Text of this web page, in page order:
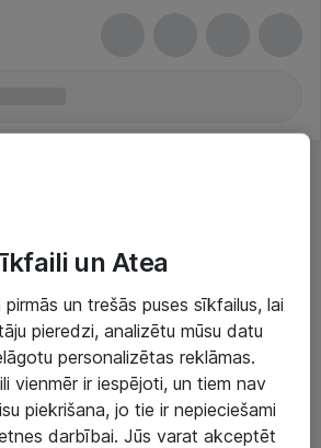
un Atea
un trešās puses sīkfailus, lai
pieredzi, analizētu mūsu datu
personalizētas reklāmas.
vienmēr ir iespējoti, un tiem nav
piekrišana, jo tie ir nepieciešami
darbībai. Jūs varat akceptēt